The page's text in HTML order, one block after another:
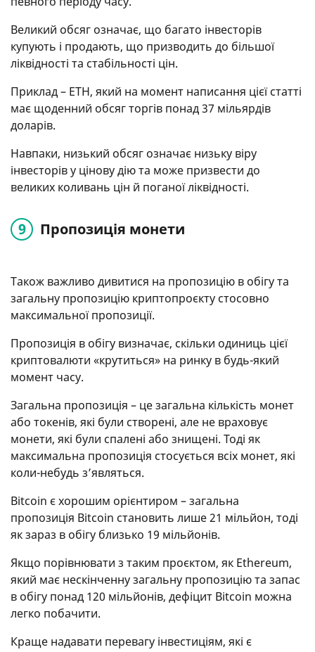
Великий обсяг означає, що багато інвесторів
купують і продають, що призводить до більшої
ліквідності та стабільності цін.
Приклад – ETH, який на момент написання цієї статті
має щоденний обсяг торгів понад 37 мільярдів
доларів.
Навпаки, низький обсяг означає низьку віру
інвесторів у цінову дію та може призвести до
великих коливань цін й поганої ліквідності.
Пропозиція монети
Також важливо дивитися на пропозицію в обігу та
загальну пропозицію криптопроєкту стосовно
максимальної пропозиції.
Пропозиція в обігу визначає, скільки одиниць цієї
криптовалюти «крутиться» на ринку в будь-який
момент часу.
Загальна пропозиція – це загальна кількість монет
або токенів, які були створені, але не враховує
монети, які були спалені або знищені. Тоді як
максимальна пропозиція стосується всіх монет, які
коли-небудь з’являться.
Bitcoin є хорошим орієнтиром – загальна
пропозиція Bitcoin становить лише 21 мільйон, тоді
як зараз в обігу близько 19 мільйонів.
Якщо порівнювати з таким проєктом, як Ethereum,
який має нескінченну загальну пропозицію та запас
в обігу понад 120 мільйонів, дефіцит Bitcoin можна
легко побачити.
Краще надавати перевагу інвестиціям, які є